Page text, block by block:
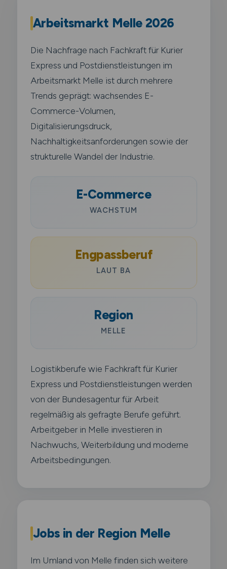
Arbeitsmarkt Melle 2026
Die Nachfrage nach Fachkraft für Kurier
Express und Postdienstleistungen im
Arbeitsmarkt Melle ist durch mehrere
Trends geprägt: wachsendes E-
Commerce-Volumen,
Digitalisierungsdruck,
Nachhaltigkeitsanforderungen sowie der
strukturelle Wandel der Industrie.
E-Commerce
WACHSTUM
Engpassberuf
LAUT BA
Region
MELLE
Logistikberufe wie Fachkraft für Kurier
Express und Postdienstleistungen werden
von der Bundesagentur für Arbeit
regelmäßig als gefragte Berufe geführt.
Arbeitgeber in Melle investieren in
Nachwuchs, Weiterbildung und moderne
Arbeitsbedingungen.
Jobs in der Region Melle
Im Umland von Melle finden sich weitere